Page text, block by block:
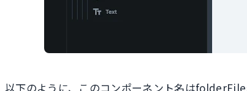
以下のように、このコンポーネント名は